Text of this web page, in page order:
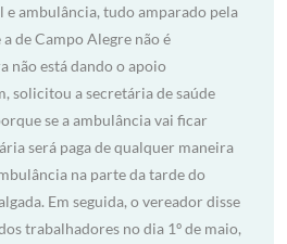
e ambulância, tudo amparado pela
de Campo Alegre não é
não está dando o apoio
solicitou a secretária de saúde
se a ambulância vai ficar
será paga de qualquer maneira
na parte da tarde do
Em seguida, o vereador disse
trabalhadores no dia 1º de maio,